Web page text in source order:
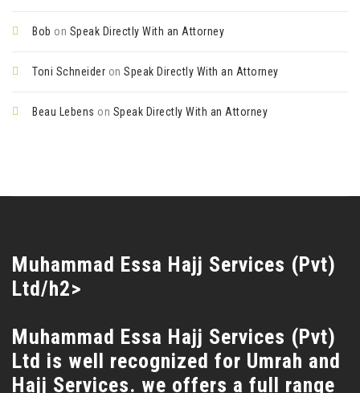
Bob on Speak Directly With an Attorney
Toni Schneider on Speak Directly With an Attorney
Beau Lebens on Speak Directly With an Attorney
Muhammad Essa Hajj Services (Pvt)
Ltd/h2>
Muhammad Essa Hajj Services (Pvt)
Ltd is well recognized for Umrah and
Hajj Services. we offers a full range